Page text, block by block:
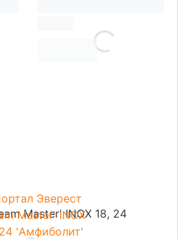
Master' INOX 18, 24